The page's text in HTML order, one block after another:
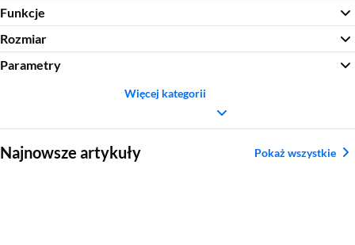
Funkcje
Rozmiar
Parametry
Więcej kategorii
Najnowsze artykuły Pokaż wszystkie